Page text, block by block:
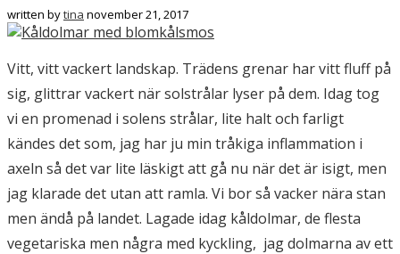
written bytina november 21, 2017
Vitt, vitt vackert landskap. Trädens grenar har vitt fluff på
sig, glittrar vackert när solstrålar lyser på dem. Idag tog
vi en promenad i solens strålar, lite halt och farligt
kändes det som, jag har ju min tråkiga inflammation i
axeln så det var lite läskigt att gå nu när det är isigt, men
jag klarade det utan att ramla. Vi bor så vacker nära stan
men ändå på landet. Lagade idag kåldolmar, de flesta
vegetariska men några med kyckling, jag dolmarna av ett